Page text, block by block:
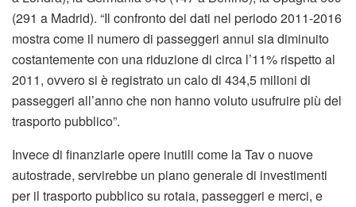
(291 a Madrid). “Il confronto dei dati nel periodo 2011-2016
mostra come il numero di passeggeri annui sia diminuito
costantemente con una riduzione di circa l’11% rispetto al
2011, ovvero si è registrato un calo di 434,5 milioni di
passeggeri all’anno che non hanno voluto usufruire più del
trasporto pubblico”.
Invece di finanziarie opere inutili come la Tav o nuove
autostrade, servirebbe un piano generale di investimenti
per il trasporto pubblico su rotaia, passeggeri e merci, e